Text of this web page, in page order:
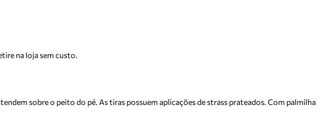
na loja sem custo.
sobre o peito do pé. As tiras possuem aplicações de strass prateados. Com palmilha